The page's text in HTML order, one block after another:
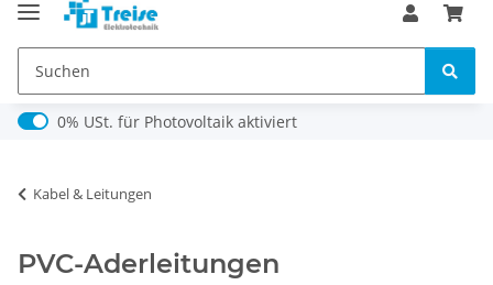
0% USt. für Photovoltaik (§ 12 Abs. 3 UStG)
0% USt. für Photovoltaik aktiviert
Kabel & Leitungen
PVC-Aderleitungen